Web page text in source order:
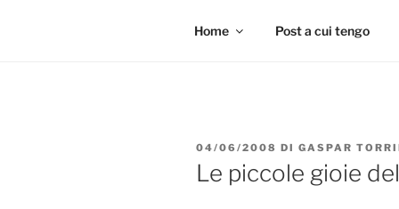
Home Post a cui tengo
PUBBLICATO
IL
04/06/2008 DI GASPAR
Le piccole gioie